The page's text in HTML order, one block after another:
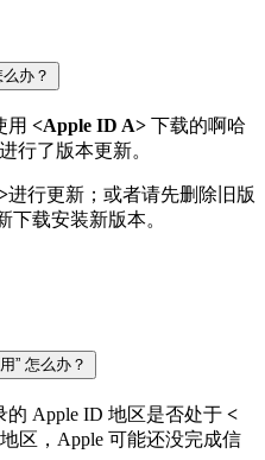
办？
用 <Apple ID A> 下载的啊哈
进行了版本更新。
进行更新；或者请先删除旧版
下载安装新版本。
” 怎么办？
Apple ID 地区是否处于 <
区，Apple 可能还没完成信